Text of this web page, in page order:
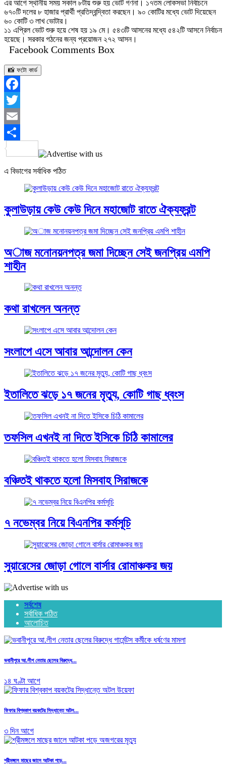
এর আগে স্থানীয় সময় সকাল ৮টায় শুরু হয় ভোট গণনা। ১৭তম লোকসভা নির্বাচনে
৬৭০টি দলের ৮ হাজার প্রার্থী প্রতিদ্বন্দ্বিতা করছেন। ৯০ কোটির মধ্যে ভোট দিয়েছেন
৬০ কোটি ৩ লাখ ভোটার।
১১ এপ্রিল ভোট শুরু হয়ে শেষ হয় ১৯ মে। ৫৪৩টি আসনের মধ্যে ৫৪২টি আসনে নির্বাচন
হয়েছে। সরকার গঠনের জন্য প্রয়োজন ২৭২ আসন।
Facebook Comments Box
📸 ফটো কার্ড
Facebook
Twitter
Email
Share
এ বিভাগের সর্বাধিক পঠিত
কুলাউড়ায় কেউ কেউ দিনে মহাজোট রাতে ঐক্যফ্রন্ট
অাজ মনোনয়নপত্র জমা দিচ্ছেন সেই জনপ্রিয় এমপি
শাহীন
কথা রাখলেন অনন্ত
সংলাপে এসে আবার আন্দোলন কেন
ইতালিতে ঝড়ে ১৭ জনের মৃত্যু, কোটি গাছ ধ্বংস
তফসিল এখনই না দিতে ইসিকে চিঠি কামালের
বঞ্চিতই থাকতে হলো মিসবাহ সিরাজকে
৭ নভেম্বর নিয়ে বিএনপির কর্মসূচি
সুয়ারেসের জোড়া গোলে বার্সার রোমাঞ্চকর জয়
সর্বশেষ
সর্বাধিক পঠিত
আলোচিত
ভবানীপুরে আ.লীগ নেতার ছেলের বিরুদ্ধে...
১৪ ঘণ্টা আগে
ফিফার বিশ্বকাপ বয়কটের সিদ্ধান্তে অটল...
৩ দিন আগে
শ্রীমঙ্গলে মাছের জালে আটকা পড়ে...